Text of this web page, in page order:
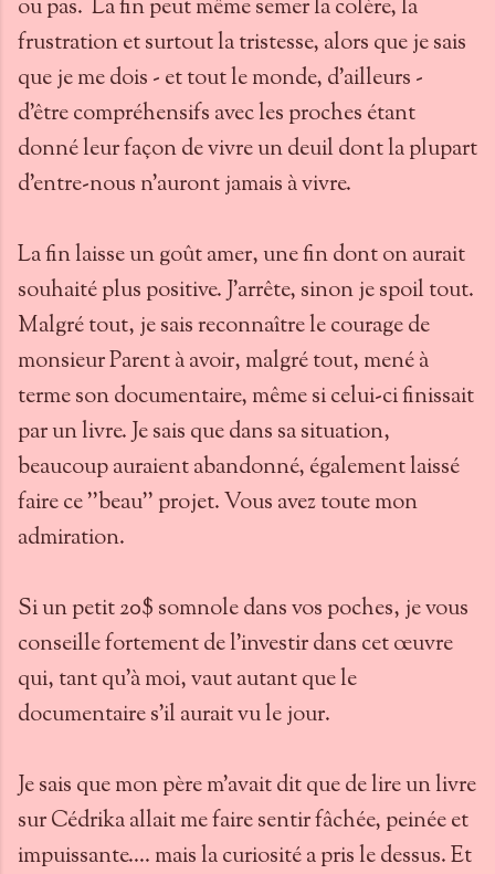
ou pas. La fin peut même semer la colère, la
frustration et surtout la tristesse, alors que je sais
que je me dois - et tout le monde, d'ailleurs -
d'être compréhensifs avec les proches étant
donné leur façon de vivre un deuil dont la plupart
d'entre-nous n'auront jamais à vivre.
La fin laisse un goût amer, une fin dont on aurait
souhaité plus positive. J'arrête, sinon je spoil tout.
Malgré tout, je sais reconnaître le courage de
monsieur Parent à avoir, malgré tout, mené à
terme son documentaire, même si celui-ci finissait
par un livre. Je sais que dans sa situation,
beaucoup auraient abandonné, également laissé
faire ce ''beau'' projet. Vous avez toute mon
admiration.
Si un petit 20$ somnole dans vos poches, je vous
conseille fortement de l'investir dans cet œuvre
qui, tant qu'à moi, vaut autant que le
documentaire s'il aurait vu le jour.
Je sais que mon père m'avait dit que de lire un livre
sur Cédrika allait me faire sentir fâchée, peinée et
impuissante.... mais la curiosité a pris le dessus. Et